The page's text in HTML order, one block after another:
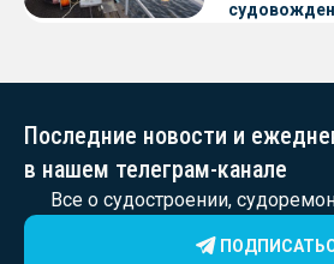
Последние новости и
в нашем телеграм-канале
Все о судостроении,